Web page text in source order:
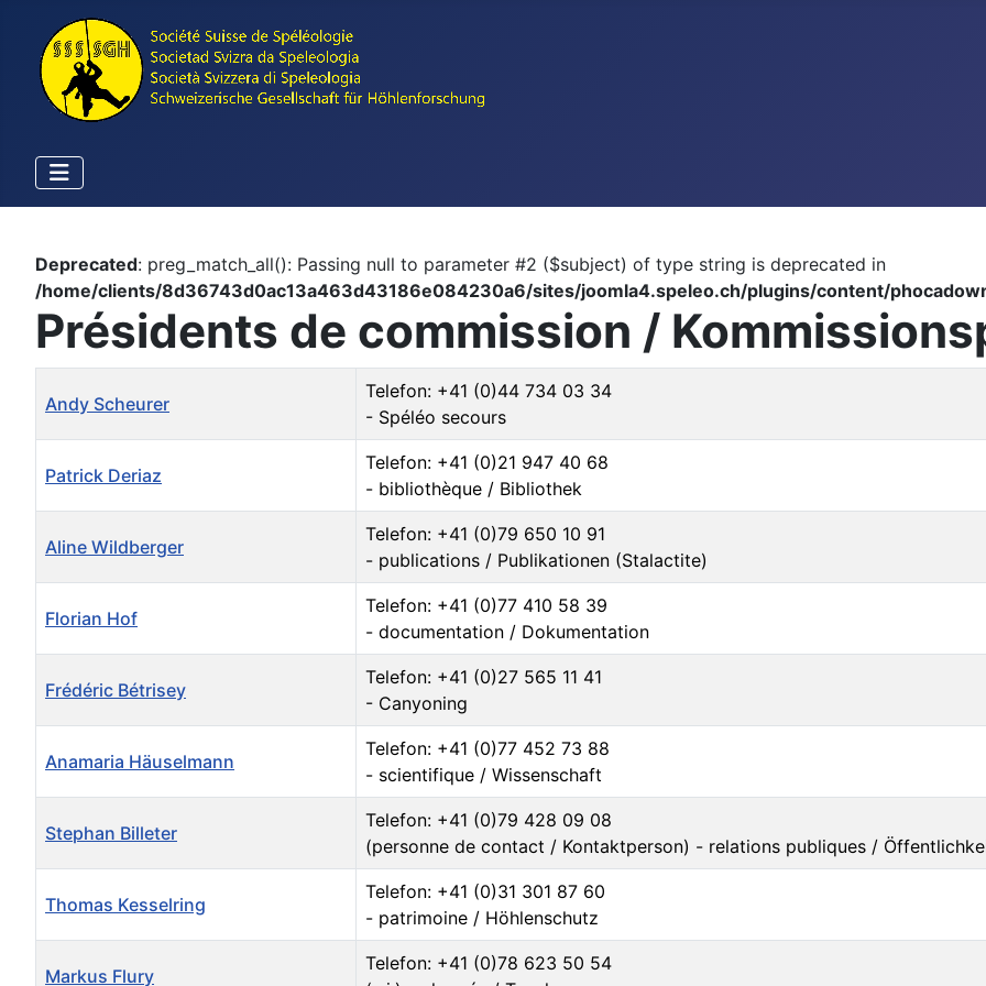
Deprecated: preg_match_all(): Passing null to parameter #2 ($subject) of type string is deprecated in
/home/clients/8d36743d0ac13a463d43186e084230a6/sites/joomla4.speleo.ch/plugins/content/
Présidents de commission /
Andy Scheurer
Telefon: +41 (0)44 734 03 34
- Spéléo secours
Patrick Deriaz
Telefon: +41 (0)21 947 40 68
- bibliothèque / Bibliothek
Aline Wildberger
Telefon: +41 (0)79 650 10 91
- publications / Publikationen (Stalactite)
Florian Hof
Telefon: +41 (0)77 410 58 39
- documentation / Dokumentation
Frédéric Bétrisey
Telefon: +41 (0)27 565 11 41
- Canyoning
Anamaria Häuselmann
Telefon: +41 (0)77 452 73 88
- scientifique / Wissenschaft
Stephan Billeter
Telefon: +41 (0)79 428 09 08
(personne de contact / Kontaktperson) - relations publiques /
Thomas Kesselring
Telefon: +41 (0)31 301 87 60
- patrimoine / Höhlenschutz
Markus Flury
Telefon: +41 (0)78 623 50 54